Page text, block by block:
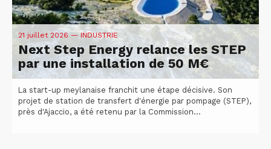
21 juillet 2026 — INDUSTRIE
Next Step Energy relance les STEP
par une installation de 50 M€
La start-up meylanaise franchit une étape décisive. Son
projet de station de transfert d'énergie par pompage (STEP),
près d'Ajaccio, a été retenu par la Commission...